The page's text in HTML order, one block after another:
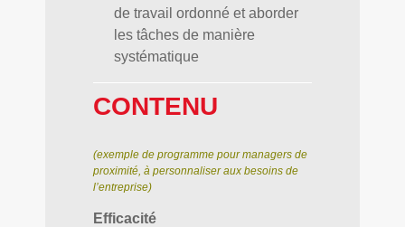
de travail ordonné et aborder
les tâches de manière
systématique
CONTENU
(exemple de programme pour managers de
proximité, à personnaliser aux besoins de
l’entreprise)
Efficacité